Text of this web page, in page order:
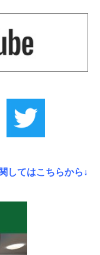
してはこちらから↓